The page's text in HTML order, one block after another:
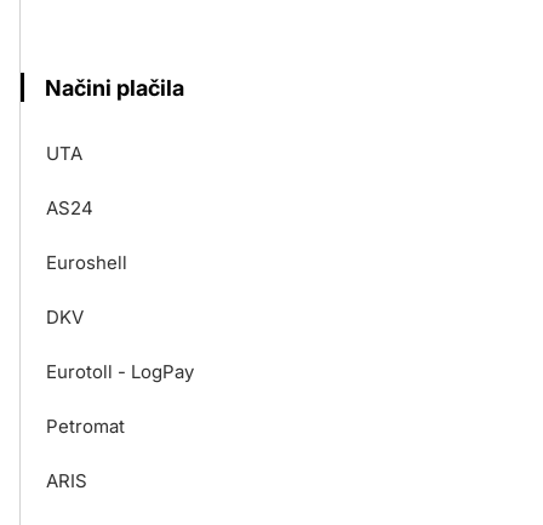
Načini plačila
UTA
AS24
Euroshell
DKV
Eurotoll - LogPay
Petromat
ARIS